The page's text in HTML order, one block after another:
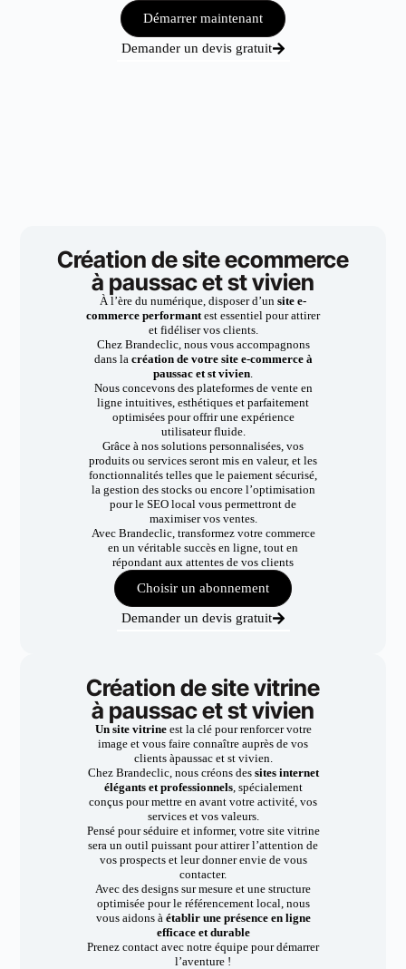
Démarrer maintenant
Demander un devis gratuit
Création de site ecommerce
à paussac et st vivien
À l’ère du numérique, disposer d’un site e-
commerce performantest essentiel pour attirer
et fidéliser vos clients.
Chez Brandeclic, nous vous accompagnons
dans la création de votre site e-commerce à
paussac et st vivien.
Nous concevons des plateformes de vente en
ligne intuitives, esthétiques et parfaitement
optimisées pour offrir une expérience
utilisateur fluide.
Grâce à nos solutions personnalisées, vos
produits ou services seront mis en valeur, et les
fonctionnalités telles que le paiement sécurisé,
la gestion des stocks ou encore l’optimisation
pour le SEO local vous permettront de
maximiser vos ventes.
Avec Brandeclic, transformez votre commerce
en un véritable succès en ligne, tout en
répondant aux attentes de vos clients
Choisir un abonnement
Demander un devis gratuit
Création de site vitrine
à paussac et st vivien
Un site vitrineest la clé pour renforcer votre
image et vous faire connaître auprès de vos
clients àpaussac et st vivien.
Chez Brandeclic, nous créons dessites internet
élégants et professionnels, spécialement
conçus pour mettre en avant votre activité, vos
services et vos valeurs.
Pensé pour séduire et informer, votre site vitrine
sera un outil puissant pour attirer l’attention de
vos prospects et leur donner envie de vous
contacter.
Avec des designs sur mesure et une structure
optimisée pour le référencement local, nous
vous aidons à établir une présence en ligne
efficace et durable
Prenez contact avec notre équipe pour démarrer
l’aventure !